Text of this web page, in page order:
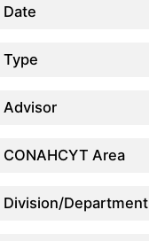
Date
Type
Advisor
CONAHCYT Area
Division/Department